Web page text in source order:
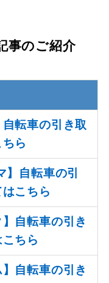
事のご紹介
転車の引き取
ら
自転車の引
こちら
自転車の引き
ちら
自転車の引き